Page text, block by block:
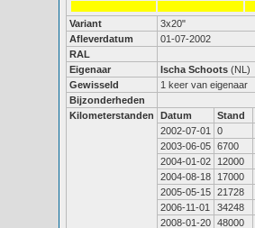
Variant
3x20"
Afleverdatum
01-07-2002
RAL
Eigenaar
Ischa Schoots (NL)
Gewisseld
1 keer van eigenaar
Bijzonderheden
Kilometerstanden
Datum Stand
2002-07-01
0
2003-06-05 6700
2004-01-02
12000
2004-08-18
17000
2005-05-15 21728
2006-11-01
34248
2008-01-20 48000